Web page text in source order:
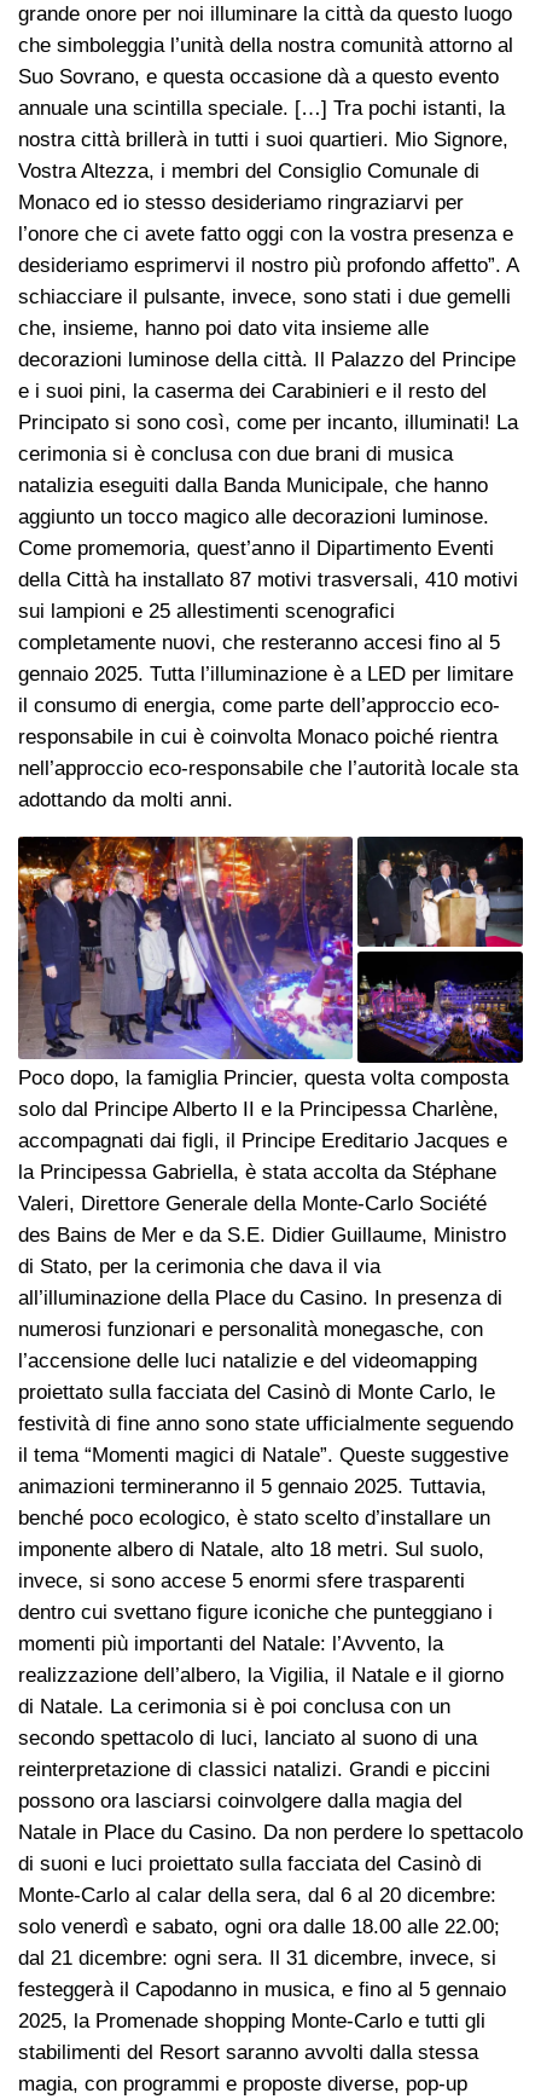
grande onore per noi illuminare la città da questo luogo
che simboleggia l’unità della nostra comunità attorno al
Suo Sovrano, e questa occasione dà a questo evento
annuale una scintilla speciale. […] Tra pochi istanti, la
nostra città brillerà in tutti i suoi quartieri. Mio Signore,
Vostra Altezza, i membri del Consiglio Comunale di
Monaco ed io stesso desideriamo ringraziarvi per
l’onore che ci avete fatto oggi con la vostra presenza e
desideriamo esprimervi il nostro più profondo affetto”. A
schiacciare il pulsante, invece, sono stati i due gemelli
che, insieme, hanno poi dato vita insieme alle
decorazioni luminose della città. Il Palazzo del Principe
e i suoi pini, la caserma dei Carabinieri e il resto del
Principato si sono così, come per incanto, illuminati! La
cerimonia si è conclusa con due brani di musica
natalizia eseguiti dalla Banda Municipale, che hanno
aggiunto un tocco magico alle decorazioni luminose.
Come promemoria, quest’anno il Dipartimento Eventi
della Città ha installato 87 motivi trasversali, 410 motivi
sui lampioni e 25 allestimenti scenografici
completamente nuovi, che resteranno accesi fino al 5
gennaio 2025. Tutta l’illuminazione è a LED per limitare
il consumo di energia, come parte dell’approccio eco-
responsabile in cui è coinvolta Monaco poiché rientra
nell’approccio eco-responsabile che l’autorità locale sta
adottando da molti anni.
Poco dopo, la famiglia Princier, questa volta composta
solo dal Principe Alberto II e la Principessa Charlène,
accompagnati dai figli, il Principe Ereditario Jacques e
la Principessa Gabriella, è stata accolta da Stéphane
Valeri, Direttore Generale della Monte-Carlo Société
des Bains de Mer e da S.E. Didier Guillaume, Ministro
di Stato, per la cerimonia che dava il via
all’illuminazione della Place du Casino. In presenza di
numerosi funzionari e personalità monegasche, con
l’accensione delle luci natalizie e del videomapping
proiettato sulla facciata del Casinò di Monte Carlo, le
festività di fine anno sono state ufficialmente seguendo
il tema “Momenti magici di Natale”. Queste suggestive
animazioni termineranno il 5 gennaio 2025. Tuttavia,
benché poco ecologico, è stato scelto d’installare un
imponente albero di Natale, alto 18 metri. Sul suolo,
invece, si sono accese 5 enormi sfere trasparenti
dentro cui svettano figure iconiche che punteggiano i
momenti più importanti del Natale: l’Avvento, la
realizzazione dell’albero, la Vigilia, il Natale e il giorno
di Natale. La cerimonia si è poi conclusa con un
secondo spettacolo di luci, lanciato al suono di una
reinterpretazione di classici natalizi. Grandi e piccini
possono ora lasciarsi coinvolgere dalla magia del
Natale in Place du Casino. Da non perdere lo spettacolo
di suoni e luci proiettato sulla facciata del Casinò di
Monte-Carlo al calar della sera, dal 6 al 20 dicembre:
solo venerdì e sabato, ogni ora dalle 18.00 alle 22.00;
dal 21 dicembre: ogni sera. Il 31 dicembre, invece, si
festeggerà il Capodanno in musica, e fino al 5 gennaio
2025, la Promenade shopping Monte-Carlo e tutti gli
stabilimenti del Resort saranno avvolti dalla stessa
magia, con programmi e proposte diverse, pop-up